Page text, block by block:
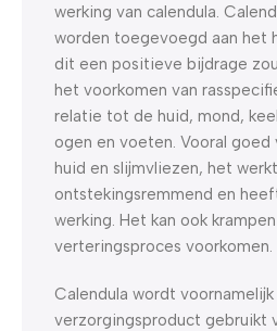
werking van calendula.
worden toegevoegd aan het
dit een positieve bijdrage
het voorkomen van
relatie tot de huid, mond,
ogen en voeten. Vooral goed
huid en slijmvliezen, het werkt
ontstekingsremmend en
werking. Het kan ook
verteringsproces voorkomen.
Calendula wordt
verzorgingsproduct gebruikt